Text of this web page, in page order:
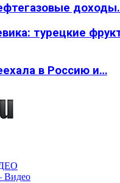
турецкие
в Россию и…
Видео